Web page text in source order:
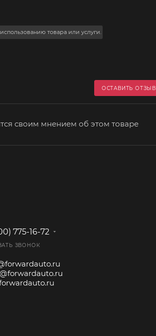
товара или услуги.
ОСТАВИТЬ ОТЗЫВ
своим мнением об этом товаре
775-16-72
ЗВОНОК